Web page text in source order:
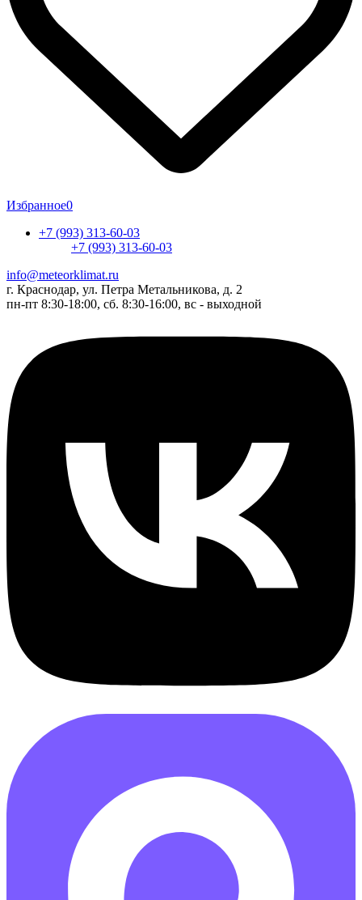
Избранное0
+7 (993) 313-60-03
+7 (993) 313-60-03
info@meteorklimat.ru
г. Краснодар, ул. Петра Метальникова, д. 2
пн-пт 8:30-18:00, сб. 8:30-16:00, вс - выходной